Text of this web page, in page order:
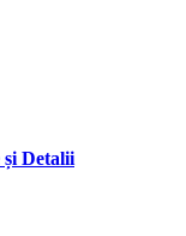
Detalii